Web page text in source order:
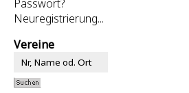
Passwort?
Neuregistrierung...
Vereine